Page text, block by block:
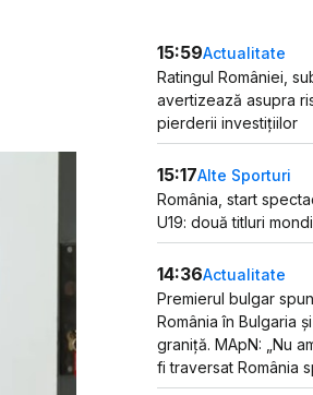
15:59Actualitate
Ratingul României,
avertizează asupra
pierderii investițiilor
15:17Alte Sporturi
România, start
U19: două titluri
14:36Actualitate
Premierul bulgar
România în Bulgaria
graniță. MApN: „Nu
fi traversat România